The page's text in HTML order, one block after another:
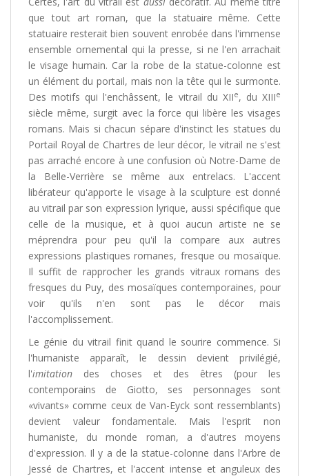
que tout art roman, que la statuaire même. Cette
statuaire resterait bien souvent enrobée dans l'immense
ensemble ornemental qui la presse, si ne l'en arrachait
le visage humain. Car la robe de la statue-colonne est
un élément du portail, mais non la tête qui le surmonte.
Des motifs qui l'enchâssent, le vitrail du XIIe, du XIIIe
siècle même, surgit avec la force qui libère les visages
romans. Mais si chacun sépare d'instinct les statues du
Portail Royal de Chartres de leur décor, le vitrail ne s'est
pas arraché encore à une confusion où Notre-Dame de
la Belle-Verrière se même aux entrelacs. L'accent
libérateur qu'apporte le visage à la sculpture est donné
au vitrail par son expression lyrique, aussi spécifique que
celle de la musique, et à quoi aucun artiste ne se
méprendra pour peu qu'il la compare aux autres
expressions plastiques romanes, fresque ou mosaïque.
Il suffit de rapprocher les grands vitraux romans des
fresques du Puy, des mosaïques contemporaines, pour
voir qu'ils n'en sont pas le décor mais
l'accomplissement.
Le génie du vitrail finit quand le sourire commence. Si
l'humaniste apparaît, le dessin devient privilégié,
l'imitation des choses et des êtres (pour les
contemporains de Giotto, ses personnages sont
«vivants» comme ceux de Van-Eyck sont ressemblants)
devient valeur fondamentale. Mais l'esprit non
humaniste, du monde roman, a d'autres moyens
d'expression. Il y a de la statue-colonne dans l'Arbre de
Jessé de Chartres, et l'accent intense et anguleux des